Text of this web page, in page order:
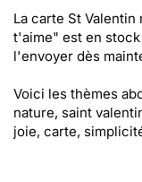
La carte St
t'aime" est en
l'envoyer dès
Voici les thèmes
nature, saint
joie, carte,